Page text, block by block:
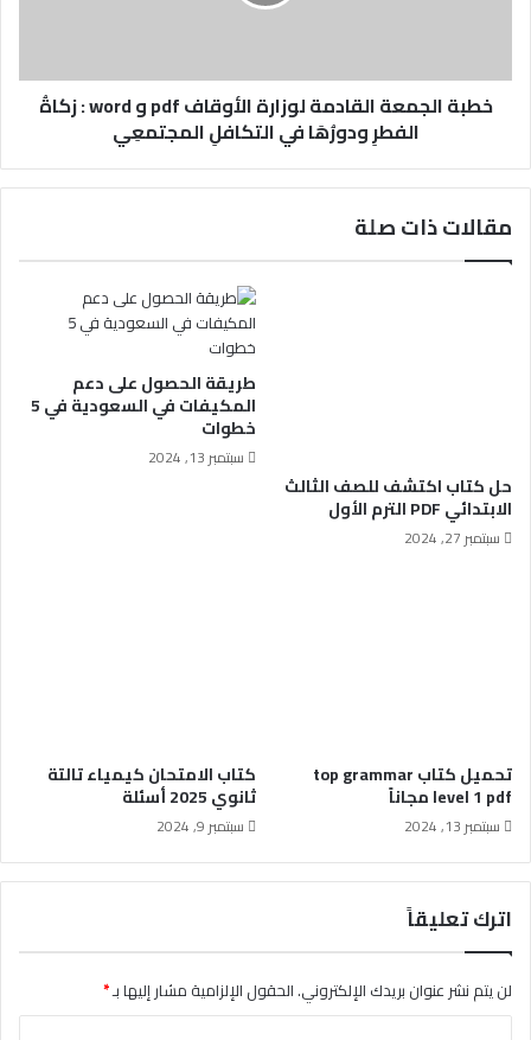
خطبة الجمعة القادمة لوزارة الأوقاف pdf و word : زكاةُ
الفطرِ ودورُهَا في التكافلِ المجتمعِي
مقالات ذات صلة
حل كتاب اكتشف للصف الثالث
الابتدائي PDF الترم الأول
سبتمبر 27, 2024
طريقة الحصول على دعم
المكيفات في السعودية في 5
خطوات
سبتمبر 13, 2024
تحميل كتاب top grammar
level 1 pdf مجاناً
سبتمبر 13, 2024
كتاب الامتحان كيمياء تالتة
ثانوي 2025 أسئلة
سبتمبر 9, 2024
اترك تعليقاً
لن يتم نشر عنوان بريدك الإلكتروني.الحقول الإلزامية مشار إليها بـ*